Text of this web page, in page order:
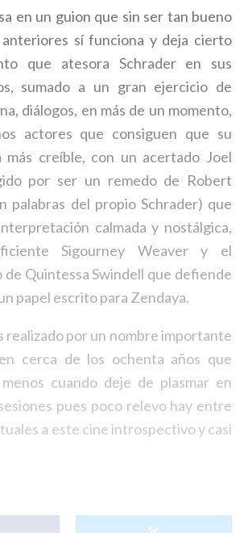
en un guion que sin ser tan bueno
sí funciona y deja cierto
que atesora Schrader en sus
sumado a un gran ejercicio de
diálogos, en más de un momento,
actores que consiguen que su
más creíble, con un acertado Joel
por ser un remedo de Robert
palabras del propio Schrader) que
calmada y nostálgica,
Sigourney Weaver y el
Quintessa Swindell que defiende
papel escrito para Zendaya.
realizado por un nombre importante
cerca de los ochenta años que
cuando deje de plasmar en
pues poco relevo hay entre
a este cine introspectivo y casi